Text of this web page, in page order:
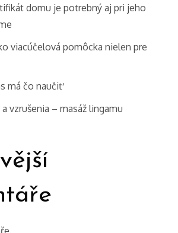
domu je potrebný aj pri jeho
viacúčelová pomôcka nielen pre
má čo naučiť
vzrušenia – masáž lingamu